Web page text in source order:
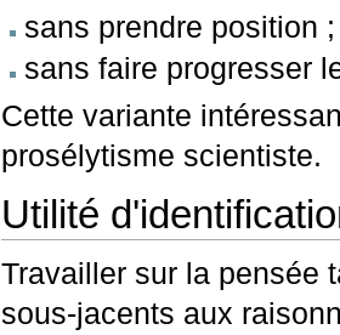
sans prendre position ;
sans faire progresser
Cette variante
prosélytisme scientiste.
Utilité
Travailler sur la pensée
sous-jacents aux